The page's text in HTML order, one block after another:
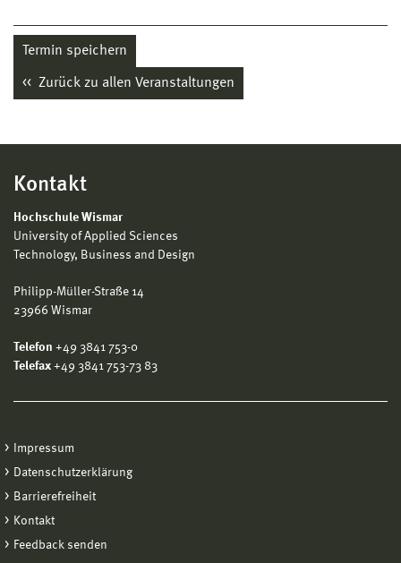
Termin speichern
Zurück zu allen Veranstaltungen
Kontakt
Hochschule Wismar
University of Applied Sciences
Technology, Business and Design
Philipp-Müller-Straße 14
23966 Wismar
Telefon +49 3841 753-0
Telefax +49 3841 753-73 83
Impressum
Datenschutzerklärung
Barrierefreiheit
Kontakt
Feedback senden